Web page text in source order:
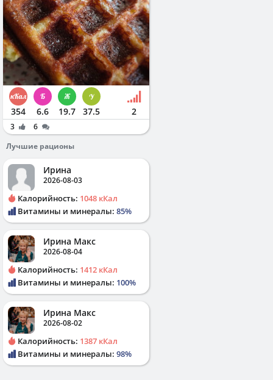
354 6.6 19.7 37.5 2
3
6
Лучшие рационы
Ирина
2026-08-03
Калорийность: 1048 кКал
Витамины и минералы: 85%
Ирина Макс
2026-08-04
Калорийность: 1412 кКал
Витамины и минералы: 100%
Ирина Макс
2026-08-02
Калорийность: 1387 кКал
Витамины и минералы: 98%